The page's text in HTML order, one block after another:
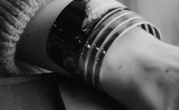
MUSIKA
DEIALDIAK
BERRIAK